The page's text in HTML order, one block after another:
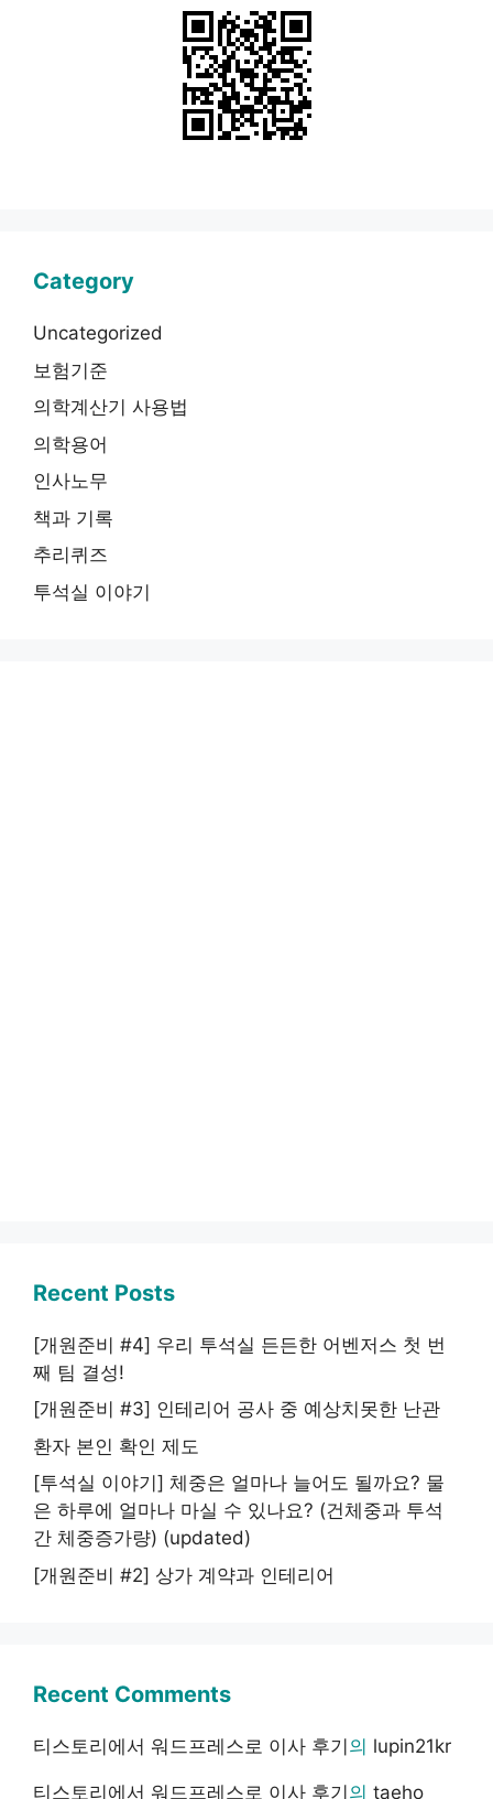
Category
Uncategorized
보험기준
의학계산기 사용법
의학용어
인사노무
책과 기록
추리퀴즈
투석실 이야기
Recent Posts
[개원준비 #4] 우리 투석실 든든한 어벤저스 첫 번
째 팀 결성!
[개원준비 #3] 인테리어 공사 중 예상치못한 난관
환자 본인 확인 제도
[투석실 이야기] 체중은 얼마나 늘어도 될까요? 물
은 하루에 얼마나 마실 수 있나요? (건체중과 투석
간 체중증가량) (updated)
[개원준비 #2] 상가 계약과 인테리어
Recent Comments
티스토리에서 워드프레스로 이사 후기의 lupin21kr
티스토리에서 워드프레스로 이사 후기의 taeho